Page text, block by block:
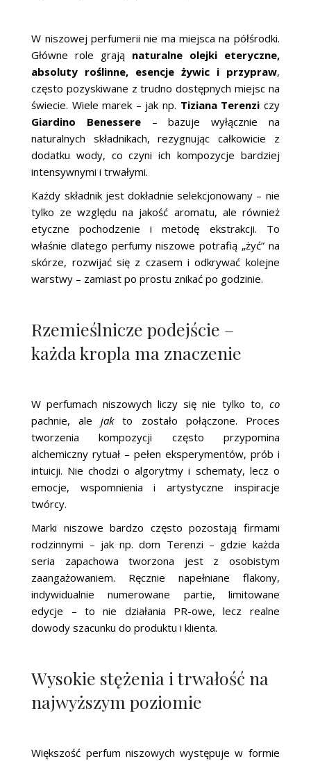
W niszowej perfumerii nie ma miejsca na półśrodki.
Główne role grają naturalne olejki eteryczne,
absoluty roślinne, esencje żywic i przypraw,
często pozyskiwane z trudno dostępnych miejsc na
świecie. Wiele marek – jak np. Tiziana Terenzi czy
Giardino Benessere – bazuje wyłącznie na
naturalnych składnikach, rezygnując całkowicie z
dodatku wody, co czyni ich kompozycje bardziej
intensywnymi i trwałymi.
Każdy składnik jest dokładnie selekcjonowany – nie
tylko ze względu na jakość aromatu, ale również
etyczne pochodzenie i metodę ekstrakcji. To
właśnie dlatego perfumy niszowe potrafią „żyć” na
skórze, rozwijać się z czasem i odkrywać kolejne
warstwy – zamiast po prostu znikać po godzinie.
Rzemieślnicze podejście –
każda kropla ma znaczenie
W perfumach niszowych liczy się nie tylko to, co
pachnie, alejakto zostało połączone. Proces
tworzenia kompozycji często przypomina
alchemiczny rytuał – pełen eksperymentów, prób i
intuicji. Nie chodzi o algorytmy i schematy, lecz o
emocje, wspomnienia i artystyczne inspiracje
twórcy.
Marki niszowe bardzo często pozostają firmami
rodzinnymi – jak np. dom Terenzi – gdzie każda
seria zapachowa tworzona jest z osobistym
zaangażowaniem. Ręcznie napełniane flakony,
indywidualnie numerowane partie, limitowane
edycje – to nie działania PR-owe, lecz realne
dowody szacunku do produktu i klienta.
Wysokie stężenia i trwałość na
najwyższym poziomie
Większość perfum niszowych występuje w formie